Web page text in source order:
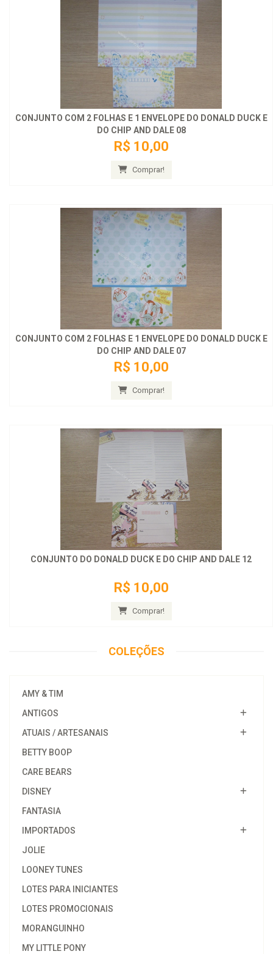
CONJUNTO COM 2 FOLHAS E 1 ENVELOPE DO DONALD DUCK E
DO CHIP AND DALE 08
R$ 10,00
Comprar!
CONJUNTO COM 2 FOLHAS E 1 ENVELOPE DO DONALD DUCK E
DO CHIP AND DALE 07
R$ 10,00
Comprar!
CONJUNTO DO DONALD DUCK E DO CHIP AND DALE 12
R$ 10,00
Comprar!
COLEÇÕES
AMY & TIM
ANTIGOS
ATUAIS / ARTESANAIS
BETTY BOOP
CARE BEARS
DISNEY
FANTASIA
IMPORTADOS
JOLIE
LOONEY TUNES
LOTES PARA INICIANTES
LOTES PROMOCIONAIS
MORANGUINHO
MY LITTLE PONY